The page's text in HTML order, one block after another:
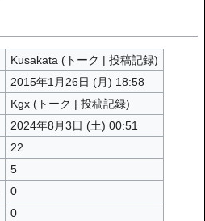
Kusakata (トーク | 投稿記録)
2015年1月26日 (月) 18:58
Kgx (トーク | 投稿記録)
2024年8月3日 (土) 00:51
22
5
0
0